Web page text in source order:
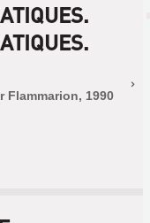
Flammarion, 1990